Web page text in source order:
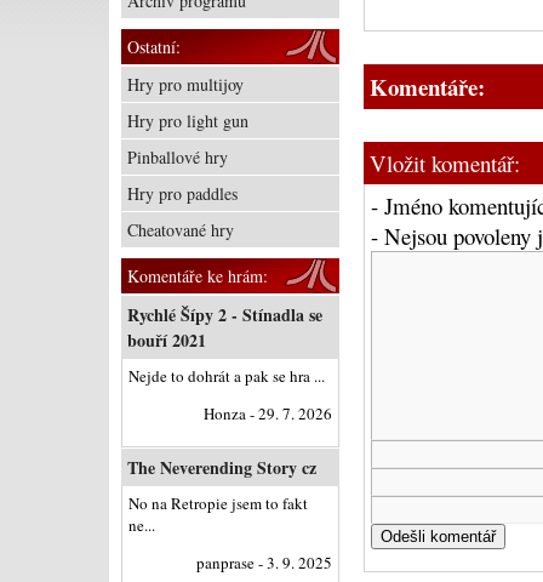
Komentáře:
Vložit komentář:
- Jméno
- Nejsou
Ostatní:
Hry pro multijoy
Hry pro light gun
Pinballové hry
Hry pro paddles
Cheatované hry
Komentáře ke hrám:
Rychlé Šípy 2 - Stínadla se
bouří 2021
Nejde to dohrát a pak se hra ...
Honza - 29. 7. 2026
The Neverending Story cz
No na Retropie jsem to fakt
ne...
panprase - 3. 9. 2025